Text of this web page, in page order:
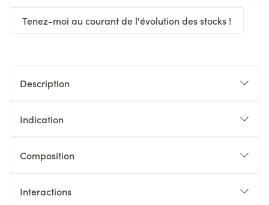
Tenez-moi au courant de l'évolution des stocks !
Description
Indication
Composition
Interactions